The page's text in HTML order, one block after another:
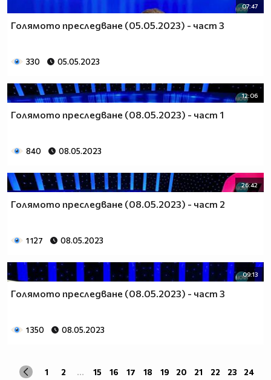
07:47
Голямото преследване (05.05.2023) - част 3
330 05.05.2023
12:06
Голямото преследване (08.05.2023) - част 1
840 08.05.2023
26:42
Голямото преследване (08.05.2023) - част 2
1 127 08.05.2023
09:13
Голямото преследване (08.05.2023) - част 3
1 350 08.05.2023
1 2 ... 15 16 17 18 19 20 21 22 23 24